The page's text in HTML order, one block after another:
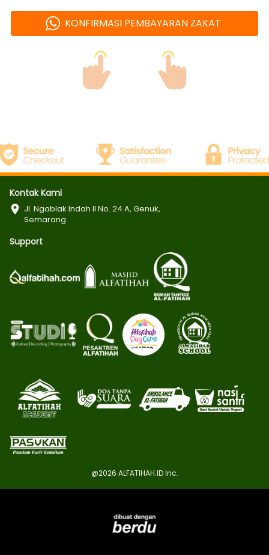
` KONFIRMASI PEMBAYARAN ZAKAT
Kontak Kami
Jl. Ngablak Indah II No. 24 A, Genuk,
Semarang
Support
@2026 ALFATIHAH.ID Inc.